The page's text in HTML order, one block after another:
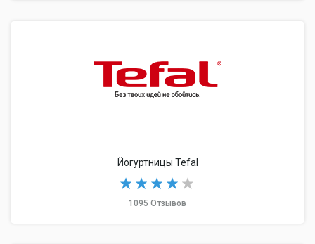
Йогуртницы Tefal
1095 Отзывов